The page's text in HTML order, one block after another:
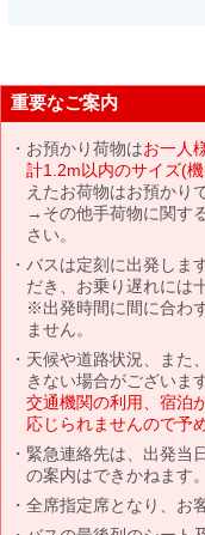
重要なご案内
お預かり荷物はお一人
計1.2m以内のサイズ(
えたお荷物はお預かり
→その他手荷物に関す
さい。
バスは定刻に出発しま
だき、お乗り遅れには
※出発時間に間に合わ
ません。
天候や道路状況、また
きない場合がございます
交通機関の利用、宿泊
応じられませんので予
緊急連絡先は、出発当
の案内はできかねます。
全席指定席となり、お